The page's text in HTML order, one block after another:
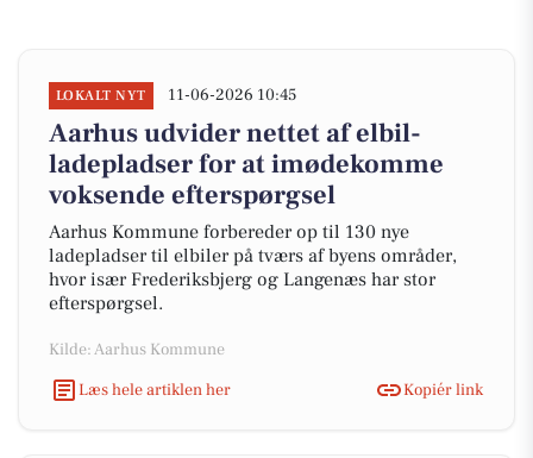
LOKALT NYT 11-06-2026 10:45
Aarhus udvider nettet af elbil-
ladepladser for at imødekomme
voksende efterspørgsel
Aarhus Kommune forbereder op til 130 nye
ladepladser til elbiler på tværs af byens områder,
hvor især Frederiksbjerg og Langenæs har stor
efterspørgsel.
Kilde: Aarhus Kommune
Læs hele artiklen her
Kopiér link